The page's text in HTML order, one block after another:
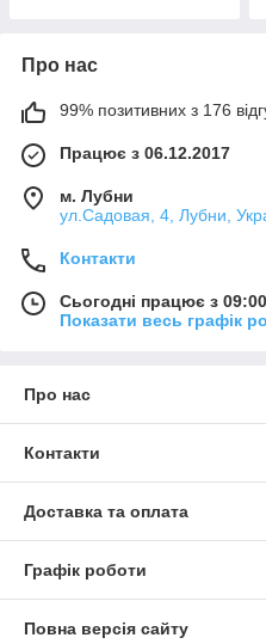
Про нас
99% позитивних з 176
Працює з 06.12.2017
м. Лубни
ул.Садовая, 4, Лубни,
Контакти
Сьогодні працює з
Показати весь графік
Про нас
Контакти
Доставка та оплата
Графік роботи
Повна версія сайту